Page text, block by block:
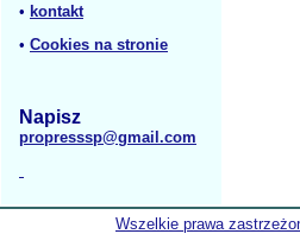
• kontakt
• Cookies na stronie
Napisz
propresssp@gmail.com
Wszelkie prawa